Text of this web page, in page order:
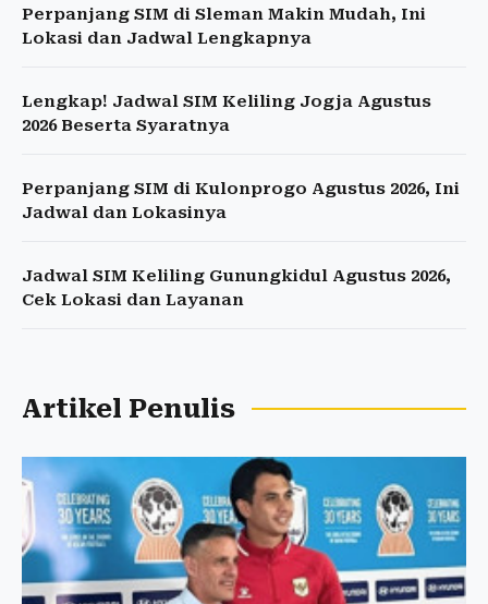
Perpanjang SIM di Sleman Makin Mudah, Ini
Lokasi dan Jadwal Lengkapnya
Lengkap! Jadwal SIM Keliling Jogja Agustus
2026 Beserta Syaratnya
Perpanjang SIM di Kulonprogo Agustus 2026, Ini
Jadwal dan Lokasinya
Jadwal SIM Keliling Gunungkidul Agustus 2026,
Cek Lokasi dan Layanan
Artikel Penulis